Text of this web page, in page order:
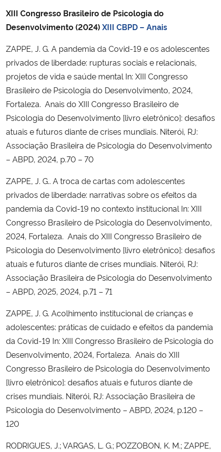
XIII Congresso Brasileiro de Psicologia do
Desenvolvimento (2024)XIII CBPD – Anais
ZAPPE, J. G. A pandemia da Covid-19 e os adolescentes
privados de liberdade: rupturas sociais e relacionais,
projetos de vida e saúde mental In: XIII Congresso
Brasileiro de Psicologia do Desenvolvimento, 2024,
Fortaleza. Anais do XIII Congresso Brasileiro de
Psicologia do Desenvolvimento [livro eletrônico]: desafios
atuais e futuros diante de crises mundiais. Niterói, RJ:
Associação Brasileira de Psicologia do Desenvolvimento
– ABPD, 2024, p.70 – 70
ZAPPE, J. G.. A troca de cartas com adolescentes
privados de liberdade: narrativas sobre os efeitos da
pandemia da Covid-19 no contexto institucional In: XIII
Congresso Brasileiro de Psicologia do Desenvolvimento,
2024, Fortaleza. Anais do XIII Congresso Brasileiro de
Psicologia do Desenvolvimento [livro eletrônico]: desafios
atuais e futuros diante de crises mundiais. Niterói, RJ:
Associação Brasileira de Psicologia do Desenvolvimento
– ABPD, 2025, 2024, p.71 – 71
ZAPPE, J. G. Acolhimento institucional de crianças e
adolescentes: práticas de cuidado e efeitos da pandemia
da Covid-19 In: XIII Congresso Brasileiro de Psicologia do
Desenvolvimento, 2024, Fortaleza. Anais do XIII
Congresso Brasileiro de Psicologia do Desenvolvimento
[livro eletrônico]: desafios atuais e futuros diante de
crises mundiais. Niterói, RJ: Associação Brasileira de
Psicologia do Desenvolvimento – ABPD, 2024, p.120 –
120
RODRIGUES, J.; VARGAS, L. G.; POZZOBON, K. M.; ZAPPE,